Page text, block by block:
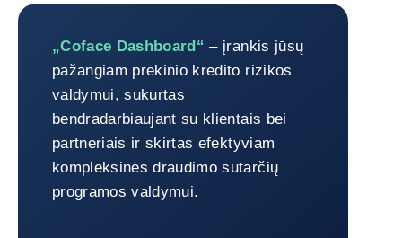
„Coface Dashboard“
„Coface Dashboard“ – įrankis jūsų
pažangiam prekinio kredito rizikos
valdymui, sukurtas
bendradarbiaujant su klientais bei
partneriais ir skirtas efektyviam
kompleksinės draudimo sutarčių
programos valdymui.